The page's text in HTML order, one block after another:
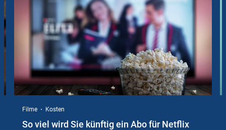
Filme Kosten
So viel wird Sie künftig ein Abo für Netflix